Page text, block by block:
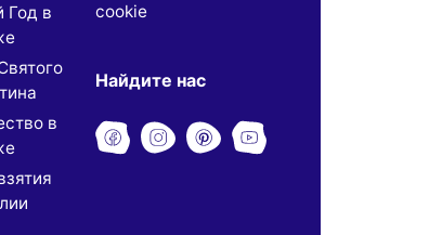
Год в
в
cookie
Найдите нас